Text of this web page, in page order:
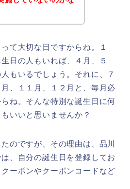
て大切な日ですからね。１
日の人もいれば、４月、５
もいるでしょう。それに、７
、１１月、１２月と、毎月必
ね。そんな特別な誕生日に何
いいと思いませんか？
のですが、その理由は、品川
、自分の誕生日を登録してお
ーポンやクーポンコードなど